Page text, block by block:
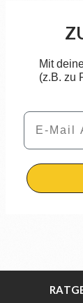
Mit
(z.B. zu
Email